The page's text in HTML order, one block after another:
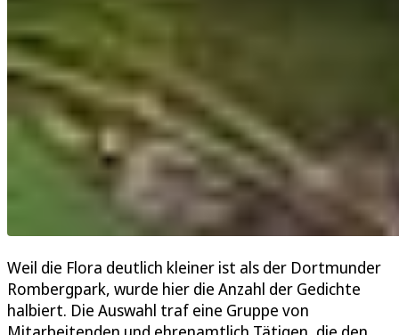
Weil die Flora deutlich kleiner ist als der Dortmunder
Rombergpark, wurde hier die Anzahl der Gedichte
halbiert. Die Auswahl traf eine Gruppe von